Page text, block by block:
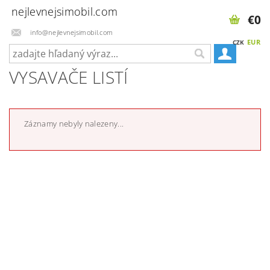
nejlevnejsimobil.com
info@nejlevnejsimobil.com
CZK EUR
€0
VYSAVAČE LISTÍ
Záznamy nebyly nalezeny...